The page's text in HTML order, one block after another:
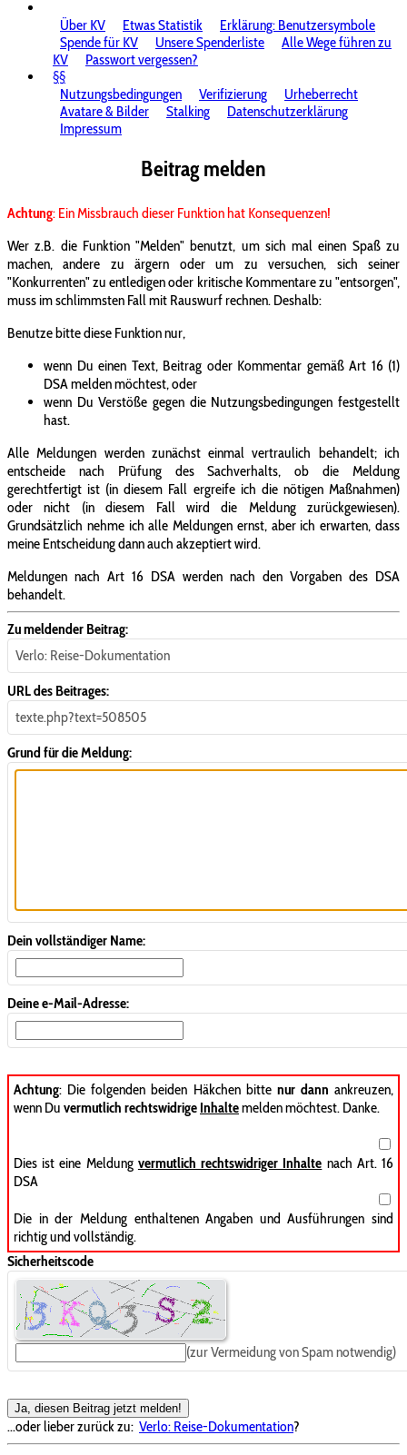
Über KV
Etwas Statistik
Erklärung: Benutzersymbole
Spende für KV
Unsere Spenderliste
Alle Wege führen zu
KV
Passwort vergessen?
§§
Nutzungsbedingungen
Verifizierung
Urheberrecht
Avatare & Bilder
Stalking
Datenschutzerklärung
Impressum
Beitrag melden
Achtung: Ein Missbrauch dieser Funktion hat Konsequenzen!
Wer z.B. die Funktion "Melden" benutzt, um sich mal einen Spaß zu
machen, andere zu ärgern oder um zu versuchen, sich seiner
"Konkurrenten" zu entledigen oder kritische Kommentare zu "entsorgen",
muss im schlimmsten Fall mit Rauswurf rechnen. Deshalb:
Benutze bitte diese Funktion nur,
wenn Du einen Text, Beitrag oder Kommentar gemäß Art 16 (1)
DSA melden möchtest, oder
wenn Du Verstöße gegen die Nutzungsbedingungen festgestellt
hast.
Alle Meldungen werden zunächst einmal vertraulich behandelt; ich
entscheide nach Prüfung des Sachverhalts, ob die Meldung
gerechtfertigt ist (in diesem Fall ergreife ich die nötigen Maßnahmen)
oder nicht (in diesem Fall wird die Meldung zurückgewiesen).
Grundsätzlich nehme ich alle Meldungen ernst, aber ich erwarten, dass
meine Entscheidung dann auch akzeptiert wird.
Meldungen nach Art 16 DSA werden nach den Vorgaben des DSA
behandelt.
Zu meldender Beitrag:
Verlo: Reise-Dokumentation
URL des Beitrages:
texte.php?text=508505
Grund für die Meldung:
Dein vollständiger Name:
Deine e-Mail-Adresse:
Achtung: Die folgenden beiden Häkchen bitte nur dann ankreuzen,
wenn Du vermutlich rechtswidrige Inhaltemelden möchtest. Danke.
Dies ist eine Meldung vermutlich rechtswidriger Inhalte nach Art. 16
DSA
Die in der Meldung enthaltenen Angaben und Ausführungen sind
richtig und vollständig.
Sicherheitscode
(zur Vermeidung von Spam notwendig)
Ja, diesen Beitrag jetzt melden!
...oder lieber zurück zu: Verlo: Reise-Dokumentation?